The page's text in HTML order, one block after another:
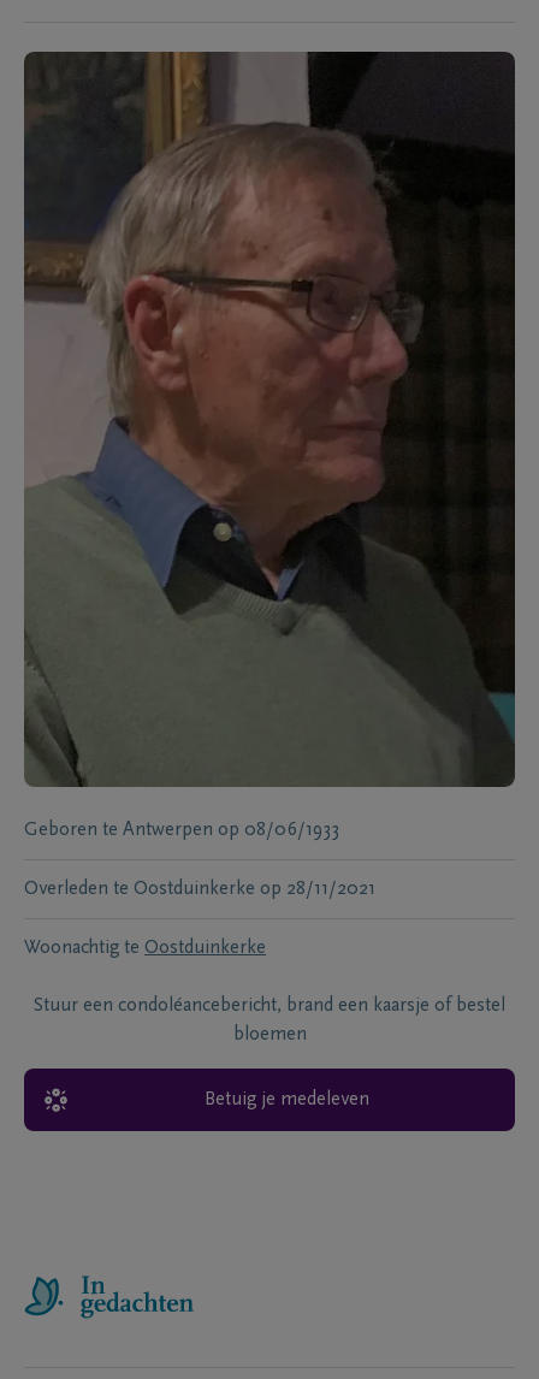
Geboren te Antwerpen op 08/06/1933
Overleden te Oostduinkerke op 28/11/2021
Woonachtig te Oostduinkerke
Stuur een condoléancebericht, brand een kaarsje of bestel
bloemen
Betuig je medeleven